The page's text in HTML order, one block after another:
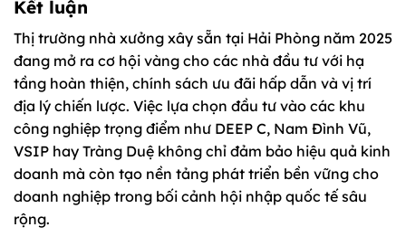
Kết luận
Thị trường nhà xưởng xây sẵn tại Hải Phòng năm 2025
đang mở ra cơ hội vàng cho các nhà đầu tư với hạ
tầng hoàn thiện, chính sách ưu đãi hấp dẫn và vị trí
địa lý chiến lược. Việc lựa chọn đầu tư vào các khu
công nghiệp trọng điểm như DEEP C, Nam Đình Vũ,
VSIP hay Tràng Duệ không chỉ đảm bảo hiệu quả kinh
doanh mà còn tạo nền tảng phát triển bền vững cho
doanh nghiệp trong bối cảnh hội nhập quốc tế sâu
rộng.